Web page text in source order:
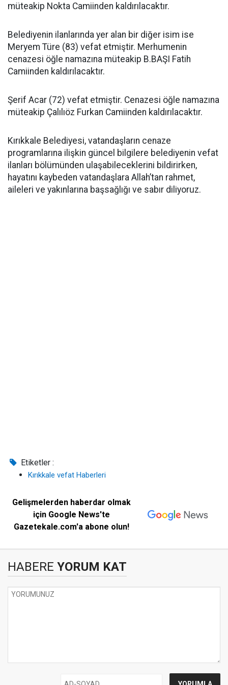
müteakip Nokta Camiinden kaldırılacaktır.
Belediyenin ilanlarında yer alan bir diğer isim ise
Meryem Türe (83) vefat etmiştir. Merhumenin
cenazesi öğle namazına müteakip B.BAŞI Fatih
Camiinden kaldırılacaktır.
Şerif Acar (72) vefat etmiştir. Cenazesi öğle namazına
müteakip Çalılıöz Furkan Camiinden kaldırılacaktır.
Kırıkkale Belediyesi, vatandaşların cenaze
programlarına ilişkin güncel bilgilere belediyenin vefat
ilanları bölümünden ulaşabileceklerini bildirirken,
hayatını kaybeden vatandaşlara Allah’tan rahmet,
aileleri ve yakınlarına başsağlığı ve sabır diliyoruz.
Etiketler :
Kırıkkale vefat Haberleri
Gelişmelerden haberdar olmak
için Google News'te
Gazetekale.com'a abone olun!
HABERE YORUM KAT